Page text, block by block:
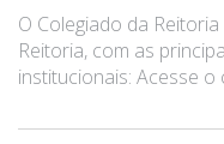
O Colegiado da
Reitoria, com as
institucionais: Acesse o